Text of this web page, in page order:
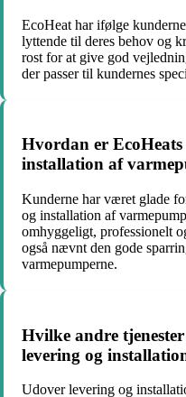
EcoHeat har ifølge
lyttende til deres behov og
rost for at give god
der passer til kundernes
Hvordan er
installation af
Kunderne har været glade
og installation af
omhyggeligt, professionelt
også nævnt den gode
varmepumperne.
Hvilke andre
levering og
Udover levering og